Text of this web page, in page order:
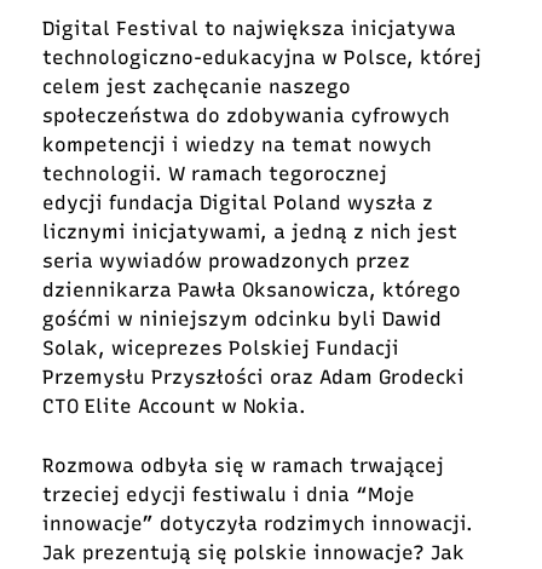
Digital Festival to największa inicjatywa
technologiczno-edukacyjna w Polsce, której
celem jest zachęcanie naszego
społeczeństwa do zdobywania cyfrowych
kompetencji i wiedzy na temat nowych
technologii. W ramach tegorocznej
edycji fundacja Digital Poland wyszła z
licznymi inicjatywami, a jedną z nich jest
seria wywiadów prowadzonych przez
dziennikarza Pawła Oksanowicza, którego
gośćmi w niniejszym odcinku byli Dawid
Solak, wiceprezes Polskiej Fundacji
Przemysłu Przyszłości oraz Adam Grodecki
CTO Elite Account w Nokia.
Rozmowa odbyła się w ramach trwającej
trzeciej edycji festiwalu i dnia “Moje
innowacje” dotyczyła rodzimych innowacji.
Jak prezentują się polskie innowacje? Jak